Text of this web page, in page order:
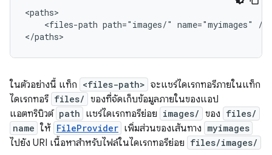
<files-path path="images/" name="myimages"
/>
</paths>
ในตัวอย่างนี้ แท็ก <files-path> จะแชร์ไดเรกทอรีภายในแท็ก
ไดเรกทอรี files/ ของที่จัดเก็บข้อมูลภายในของแอป
แอตทริบิวต์ path แชร์ไดเรกทอรีย่อย images/ ของ files/
name ให้ FileProvider เพิ่มส่วนของเส้นทาง myimages
ไปยัง URI เนื้อหาสำหรับไฟล์ในไดเรกทอรีย่อย files/images/